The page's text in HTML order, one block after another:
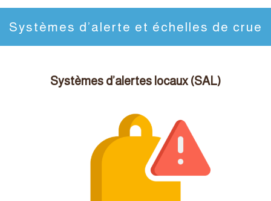
Systèmes d’alerte et échelles de crue
Systèmes d’alertes locaux (SAL)